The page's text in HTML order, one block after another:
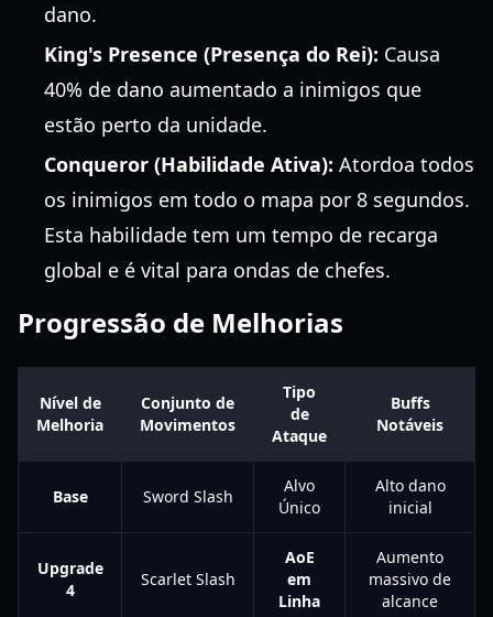
dano.
King's Presence (Presença do Rei): Causa
40% de dano aumentado a inimigos que
estão perto da unidade.
Conqueror (Habilidade Ativa): Atordoa todos
os inimigos em todo o mapa por 8 segundos.
Esta habilidade tem um tempo de recarga
global e é vital para ondas de chefes.
Progressão de Melhorias
Nível de
Melhoria
Conjunto de
Movimentos
Tipo
de
Ataque
Buffs
Notáveis
Base Sword Slash
Alvo
Único
Alto dano
inicial
Upgrade
4
Scarlet Slash
AoE
em
Linha
Aumento
massivo de
alcance